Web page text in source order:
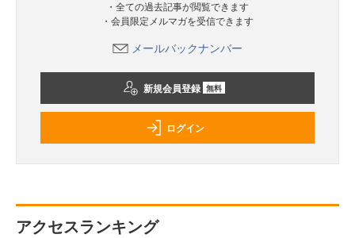
・全ての過去記事が閲覧できます
・会員限定メルマガを受信できます
メールバックナンバー
新規会員登録 無料
ログイン
アクセスランキング